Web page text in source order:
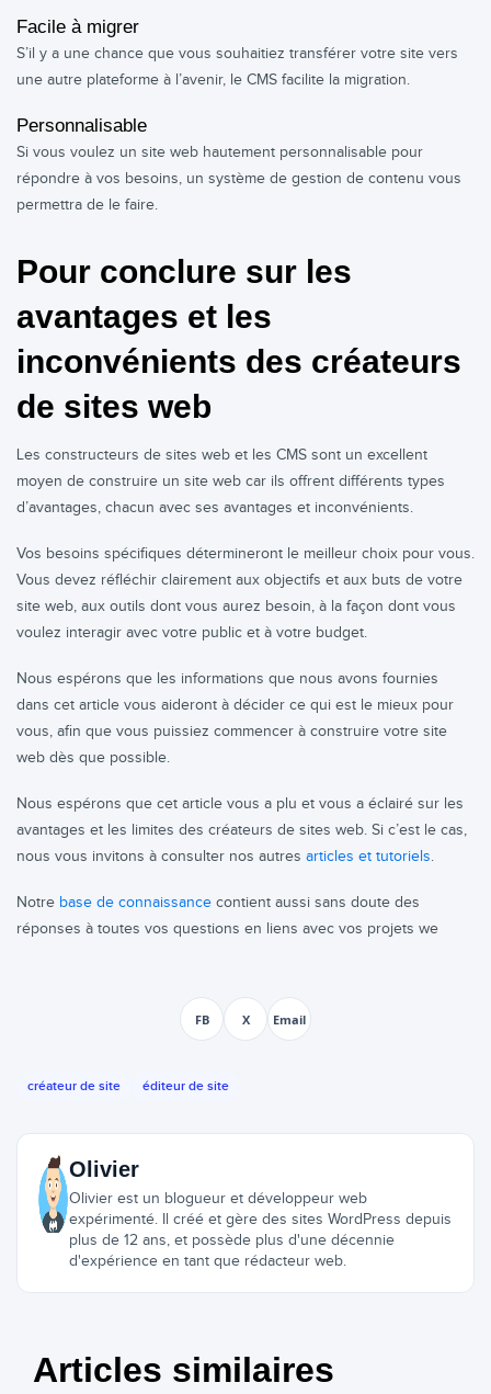
FB X Email
Facile à migrer
S’il y a une chance que vous souhaitiez transférer votre site vers
une autre plateforme à l’avenir, le CMS facilite la migration.
Personnalisable
Si vous voulez un site web hautement personnalisable pour
répondre à vos besoins, un système de gestion de contenu vous
permettra de le faire.
Pour conclure sur les
avantages et les
inconvénients des créateurs
de sites web
Les constructeurs de sites web et les CMS sont un excellent
moyen de construire un site web car ils offrent différents types
d’avantages, chacun avec ses avantages et inconvénients.
Vos besoins spécifiques détermineront le meilleur choix pour vous.
Vous devez réfléchir clairement aux objectifs et aux buts de votre
site web, aux outils dont vous aurez besoin, à la façon dont vous
voulez interagir avec votre public et à votre budget.
Nous espérons que les informations que nous avons fournies
dans cet article vous aideront à décider ce qui est le mieux pour
vous, afin que vous puissiez commencer à construire votre site
web dès que possible.
Nous espérons que cet article vous a plu et vous a éclairé sur les
avantages et les limites des créateurs de sites web. Si c’est le cas,
nous vous invitons à consulter nos autres articles et tutoriels.
Notre base de connaissance contient aussi sans doute des
réponses à toutes vos questions en liens avec vos projets we
créateur de site éditeur de site
Olivier
Olivier est un blogueur et développeur web
expérimenté. Il créé et gère des sites WordPress depuis
plus de 12 ans, et possède plus d'une décennie
d'expérience en tant que rédacteur web.
Articles similaires